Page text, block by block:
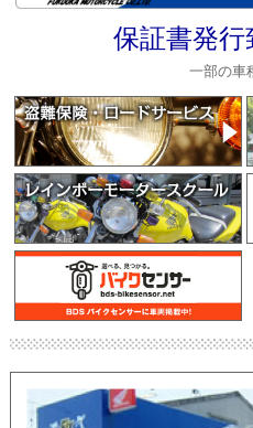
保証書発行
一部の車